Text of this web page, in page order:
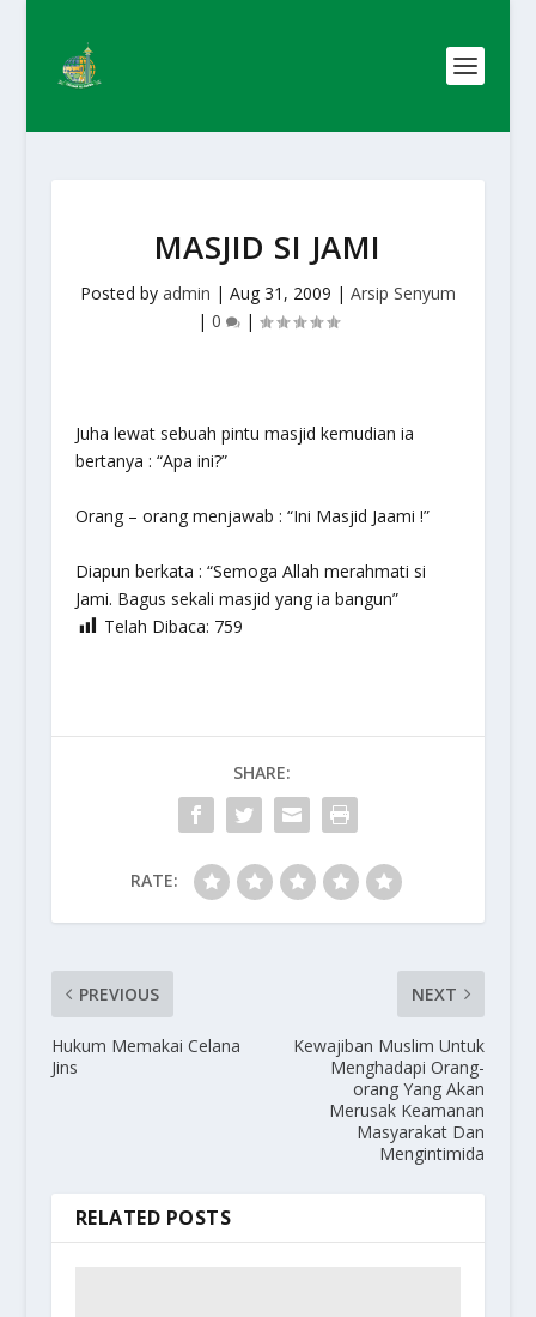
MASJID SI JAMI
Posted by admin | Aug 31, 2009 | Arsip Senyum
| 0 |
Juha lewat sebuah pintu masjid kemudian ia
bertanya : “Apa ini?”
Orang – orang menjawab : “Ini Masjid Jaami !”
Diapun berkata : “Semoga Allah merahmati si
Jami. Bagus sekali masjid yang ia bangun”
Telah Dibaca: 759
SHARE:
RATE:
PREVIOUS
Hukum Memakai Celana
Jins
NEXT
Kewajiban Muslim Untuk
Menghadapi Orang-
orang Yang Akan
Merusak Keamanan
Masyarakat Dan
Mengintimida
RELATED POSTS